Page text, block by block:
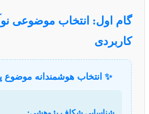
گام اول: انتخاب موضوعی
کاربردی
✨ انتخاب هوشمندانه موضوع